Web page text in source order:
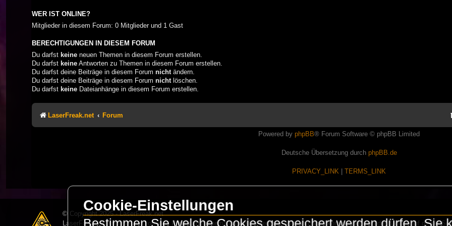
WER IST ONLINE?
Mitglieder in diesem Forum: 0 Mitglieder und 1 Gast
BERECHTIGUNGEN IN DIESEM FORUM
Du darfst keine neuen Themen in diesem Forum erstellen.
Du darfst keine Antworten zu Themen in diesem Forum erstellen.
Du darfst deine Beiträge in diesem Forum nicht ändern.
Du darfst deine Beiträge in diesem Forum nicht löschen.
Du darfst keine Dateianhänge in diesem Forum erstellen.
LaserFreak.net Forum
Powered by phpBB® Forum Software © phpBB Limited
Deutsche Übersetzung durch phpBB.de
PRIVACY_LINK TERMS_LINK
© Copyright 2025 - LaserFreak.net
LaserFreak ist ein freies und offenes Forum zum Thema Lasershowtechnik. Wir sind nicht kommerziell und die Banner auf dieser
Cookie-Einstellungen
Bestimmen Sie welche Cookies gespeichert werden dürfen. Sie